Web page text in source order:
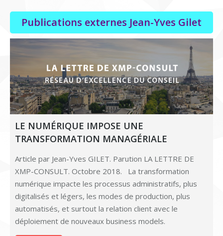
Publications externes Jean-Yves Gilet
LE NUMÉRIQUE IMPOSE UNE
TRANSFORMATION MANAGÉRIALE
Article par Jean-Yves GILET. Parution LA LETTRE DE
XMP-CONSULT. Octobre 2018. La transformation
numérique impacte les processus administratifs, plus
digitalisés et légers, les modes de production, plus
automatisés, et surtout la relation client avec le
déploiement de nouveaux business models.